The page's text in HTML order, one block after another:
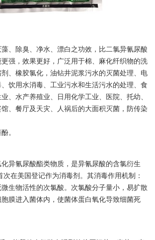
、除臭、净水、漂白之功效，比二氯异氰尿酸
强，效果更好，广泛用于棉、麻化纤织物的洗
、橡胶氯化，油钻井泥浆污水的灭菌处理、电
饮用水消毒、工业污水和生活污水的处理、食
、水产养殖业、日用化学工业、医院、托幼、
、餐厅及天灾、人祸后的大面积灭菌，防传染
。
异氰尿酸酯类物质，是异氰尿酸的含氯衍生
在美国登记作为消毒剂。其消毒作用机制：
生物活性的次氯酸。次氯酸分子量小，易扩散
膜进入菌体内，使菌体蛋白氧化导致细菌死